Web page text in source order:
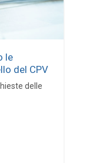
le
del CPV
delle